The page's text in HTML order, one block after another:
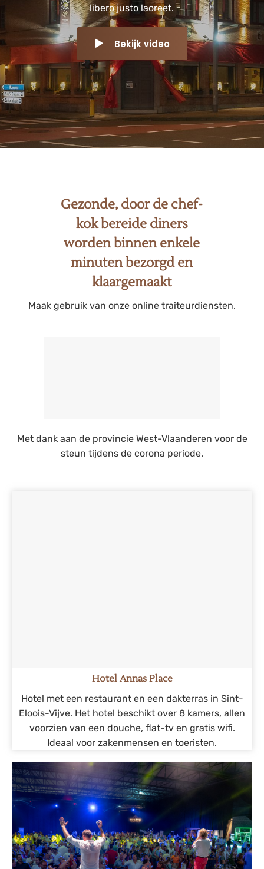
libero justo laoreet.
Bekijk video
Gezonde, door de chef-
kok bereide diners
worden binnen enkele
minuten bezorgd en
klaargemaakt
Maak gebruik van onze online traiteurdiensten.
Met dank aan de provincie West-Vlaanderen voor de
steun tijdens de corona periode.
Hotel Annas Place
Hotel met een restaurant en een dakterras in Sint-
Eloois-Vijve. Het hotel beschikt over 8 kamers, allen
voorzien van een douche, flat-tv en gratis wifi.
Ideaal voor zakenmensen en toeristen.